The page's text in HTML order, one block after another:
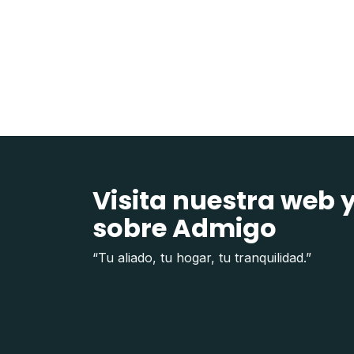
Visita nuestra web
sobre Admigo
“Tu aliado, tu hogar, tu tranquilidad.”